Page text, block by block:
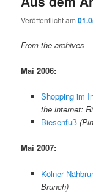
Veröffentlicht am
From the archives
Mai 2006:
Shopping im
the internet:
Biesenfuß
Mai 2007:
Kölner
Brunch)